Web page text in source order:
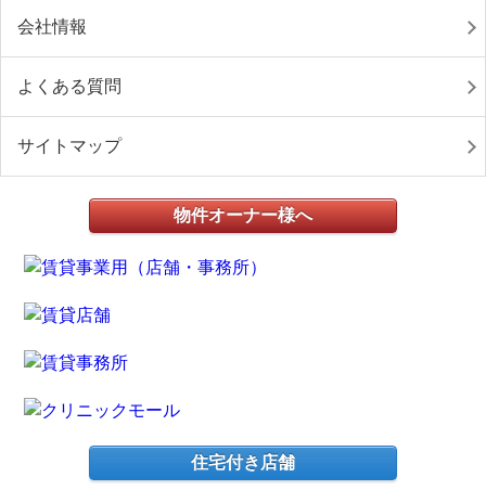
会社情報
よくある質問
サイトマップ
物件オーナー様へ
住宅付き店舗